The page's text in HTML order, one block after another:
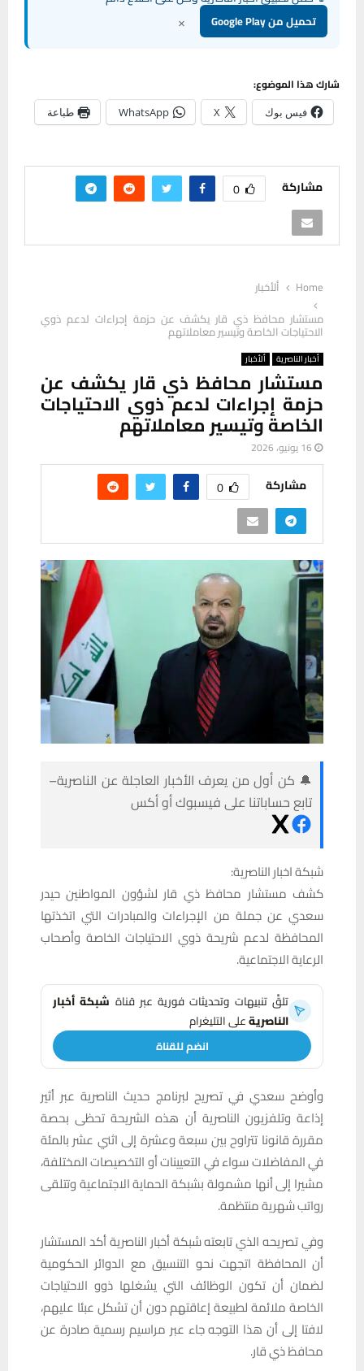
تحميل من Google Play ×
شارك هذا الموضوع:
فيس بوك X
WhatsApp طباعة
مشاركة 0
Home
ألأخبار
مستشار محافظ ذي قار يكشف عن حزمة إجراءات لدعم ذوي
الاحتياجات الخاصة وتيسير معاملاتهم
أخبار الناصرية ألأخبار
مستشار محافظ ذي قار يكشف عن
حزمة إجراءات لدعم ذوي الاحتياجات
الخاصة وتيسير معاملاتهم
16 يونيو، 2026
مشاركة 0
🔔 كن أول من يعرف الأخبار العاجلة عن الناصرية–
تابع حساباتنا على فيسبوك أو أكس
شبكة اخبار الناصرية:
كشف مستشار محافظ ذي قار لشؤون المواطنين حيدر
سعدي عن جملة من الإجراءات والمبادرات التي اتخذتها
المحافظة لدعم شريحة ذوي الاحتياجات الخاصة وأصحاب
الرعاية الاجتماعية.
تلقَّ تنبيهات وتحديثات فورية عبر قناة شبكة أخبار
الناصريةعلى التليغرام
انضم للقناة
وأوضح سعدي في تصريح لبرنامج حديث الناصرية عبر أثير
إذاعة وتلفزيون الناصرية أن هذه الشريحة تحظى بحصة
مقررة قانونا تتراوح بين سبعة وعشرة إلى اثني عشر بالمئة
في المفاضلات سواء في التعيينات أو التخصيصات المختلفة،
مشيرا إلى أنها مشمولة بشبكة الحماية الاجتماعية وتتلقى
رواتب شهرية منتظمة.
وفي تصريحه الذي تابعته شبكة أخبار الناصرية أكد المستشار
أن المحافظة اتجهت نحو التنسيق مع الدوائر الحكومية
لضمان أن تكون الوظائف التي يشغلها ذوو الاحتياجات
الخاصة ملائمة لطبيعة إعاقتهم دون أن تشكل عبئا عليهم،
لافتا إلى أن هذا التوجه جاء عبر مراسيم رسمية صادرة عن
محافظ ذي قار.